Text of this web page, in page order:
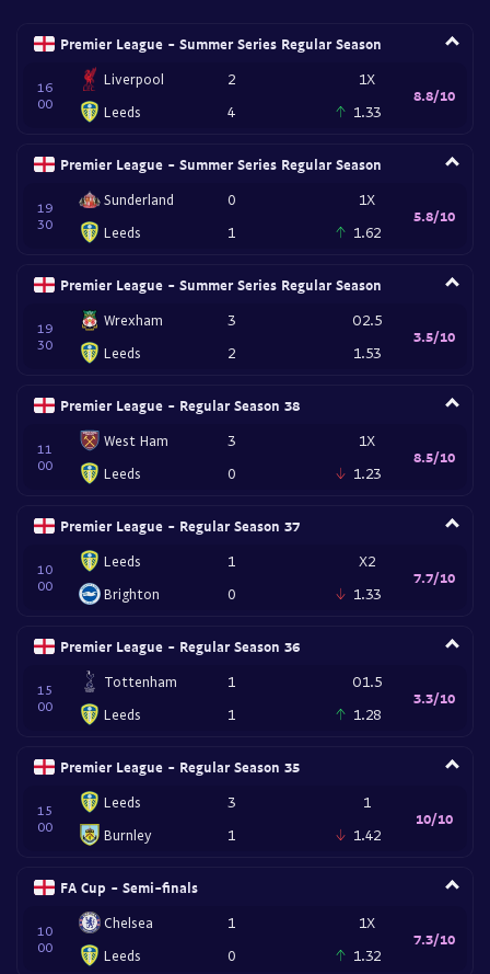
Premier League - Summer Series Regular Season
16
00
Liverpool
Leeds
2
4
1X
1.33
8.8/10
Premier League - Summer Series Regular Season
19
30
Sunderland
Leeds
0
1
1X
1.62
5.8/10
Premier League - Summer Series Regular Season
19
30
Wrexham
Leeds
3
2
O2.5
1.53
3.5/10
Premier League - Regular Season 38
11
00
West Ham
Leeds
3
0
1X
1.23
8.5/10
Premier League - Regular Season 37
10
00
Leeds
Brighton
1
0
X2
1.33
7.7/10
Premier League - Regular Season 36
15
00
Tottenham
Leeds
1
1
O1.5
1.28
3.3/10
Premier League - Regular Season 35
15
00
Leeds
Burnley
3
1
1
1.42
10/10
FA Cup - Semi-finals
10
00
Chelsea
Leeds
1
0
1X
1.32
7.3/10